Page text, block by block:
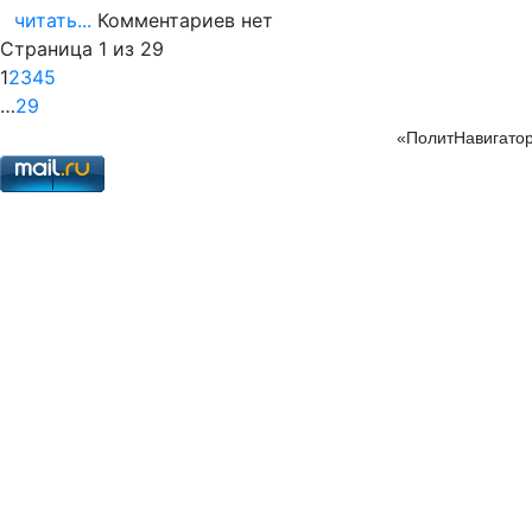
читать... Комментариев нет
Страница 1 из 29
12345
…29